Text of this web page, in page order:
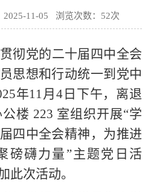
11-05 浏览次数： 52次
彻党的二十届四中全会
思想和行动统一到党中
年11月4日下午， 离退
楼 223 室组织开展“学
四中全会精神，为推进
磅礴力量 ”主题党日活
此次活动。